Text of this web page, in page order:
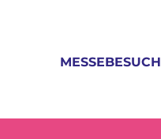
MESSEBESUCH